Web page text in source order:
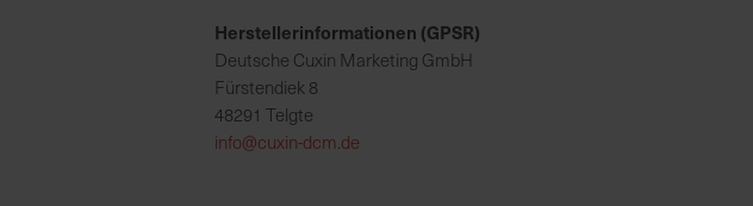
Herstellerinformationen (GPSR)
Deutsche Cuxin Marketing GmbH
Fürstendiek 8
48291 Telgte
info@cuxin-dcm.de